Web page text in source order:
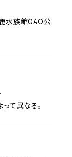
水族館GAO公
て異なる。